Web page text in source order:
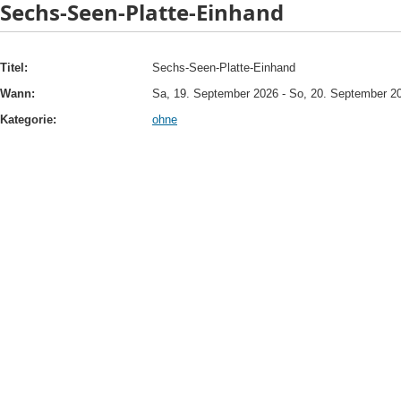
Sechs-Seen-Platte-Einhand
Titel:
Sechs-Seen-Platte-Einhand
Wann:
Sa, 19. September 2026 - So, 20. September
Kategorie:
ohne